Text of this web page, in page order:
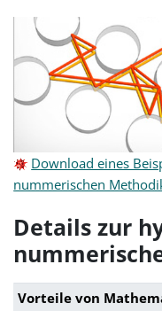
Download eines
nummerischen
Details zur
Vorteile von